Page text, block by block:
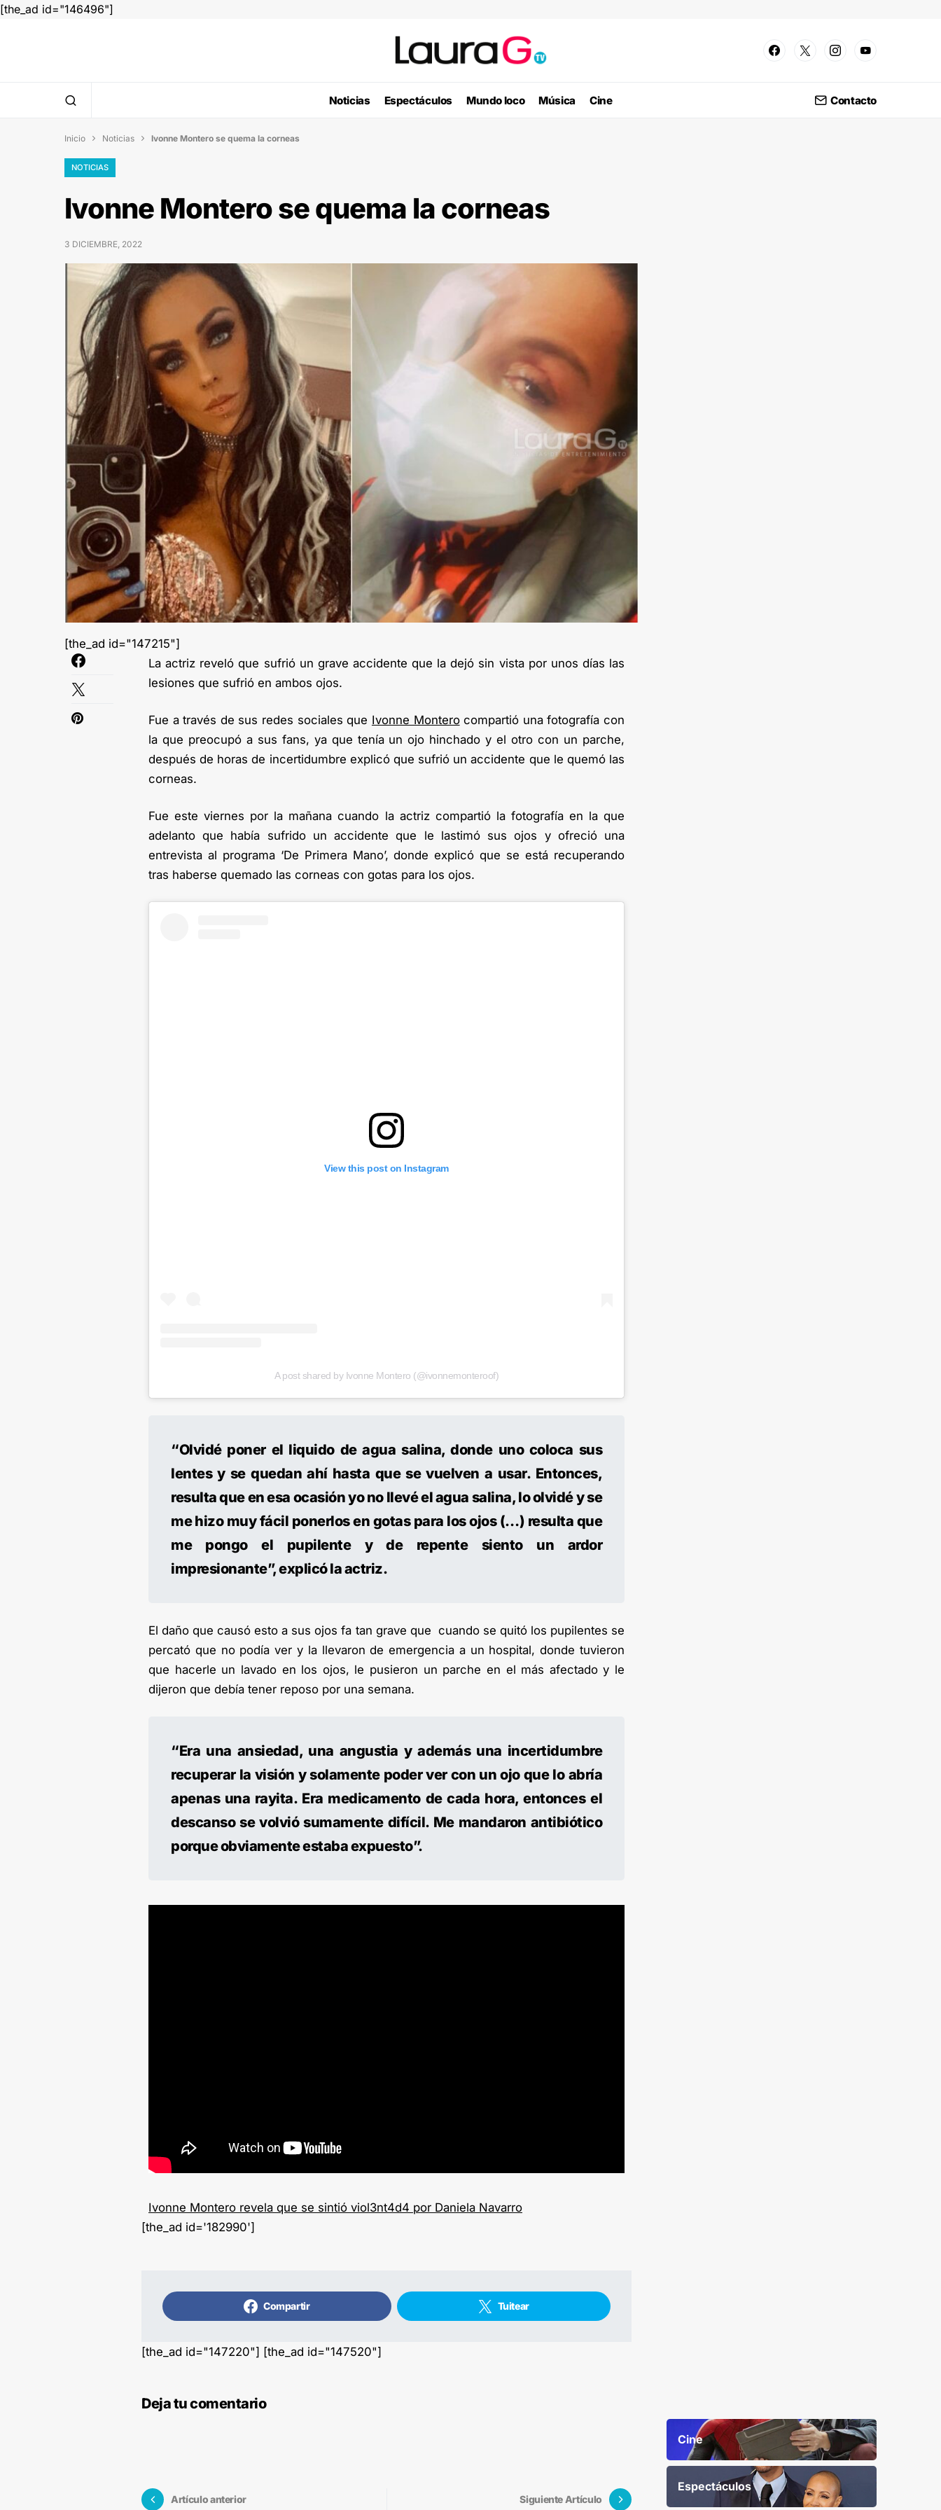
[the_ad id="146496"]
Noticias Espectáculos Mundo loco Música Cine Contacto
Inicio  Noticias  Ivonne Montero se quema la corneas
NOTICIAS
Ivonne Montero se quema la corneas
3 DICIEMBRE, 2022
[the_ad id="147215"]
La actriz reveló que sufrió un grave accidente que la dejó sin vista por unos días las
lesiones que sufrió en ambos ojos.
Fue a través de sus redes sociales que Ivonne Monterocompartió una fotografía con
la que preocupó a sus fans, ya que tenía un ojo hinchado y el otro con un parche,
después de horas de incertidumbre explicó que sufrió un accidente que le quemó las
corneas.
Fue este viernes por la mañana cuando la actriz compartió la fotografía en la que
adelanto que había sufrido un accidente que le lastimó sus ojos y ofreció una
entrevista al programa ‘De Primera Mano’, donde explicó que se está recuperando
tras haberse quemado las corneas con gotas para los ojos.
View this post on Instagram
A post shared by Ivonne Montero (@ivonnemonteroof)
“Olvidé poner el liquido de agua salina, donde uno coloca sus
lentes y se quedan ahí hasta que se vuelven a usar. Entonces,
resulta que en esa ocasión yo no llevé el agua salina, lo olvidé y se
me hizo muy fácil ponerlos en gotas para los ojos (…) resulta que
me pongo el pupilente y de repente siento un ardor
impresionante”, explicó la actriz.
El daño que causó esto a sus ojos fa tan grave que cuando se quitó los pupilentes se
percató que no podía ver y la llevaron de emergencia a un hospital, donde tuvieron
que hacerle un lavado en los ojos, le pusieron un parche en el más afectado y le
dijeron que debía tener reposo por una semana.
“Era una ansiedad, una angustia y además una incertidumbre
recuperar la visión y solamente poder ver con un ojo que lo abría
apenas una rayita. Era medicamento de cada hora, entonces el
descanso se volvió sumamente difícil. Me mandaron antibiótico
porque obviamente estaba expuesto”.
Ivonne Montero revela que se sintió viol3nt4d4 por Daniela Navarro
[the_ad id='182990']
Compartir Tuitear
[the_ad id="147220"] [the_ad id="147520"]
Deja tu comentario
Artículo anterior Siguiente Artículo
Cine
Espectáculos